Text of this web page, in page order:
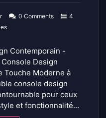
0 Comments
4
Contemporain -
Design
Touche Moderne à
console design
pour ceux
et fonctionnalité…